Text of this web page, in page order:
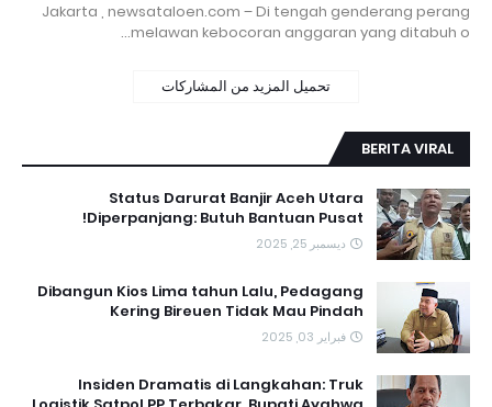
Jakarta , newsataloen.com – Di tengah genderang perang
melawan kebocoran anggaran yang ditabuh o…
تحميل المزيد من المشاركات
BERITA VIRAL
Status Darurat Banjir Aceh Utara
Diperpanjang: Butuh Bantuan Pusat!
ديسمبر 25, 2025
Dibangun Kios Lima tahun Lalu, Pedagang
Kering Bireuen Tidak Mau Pindah
فبراير 03, 2025
Insiden Dramatis di Langkahan: Truk